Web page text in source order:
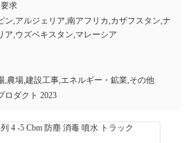
求
ン,アルジェリア,南アフリカ,カザフスタン,ナ
ア,ウズベキスタン,マレーシア
,農場,建設工事,エネルギー・鉱業,その他
ロダクト 2023